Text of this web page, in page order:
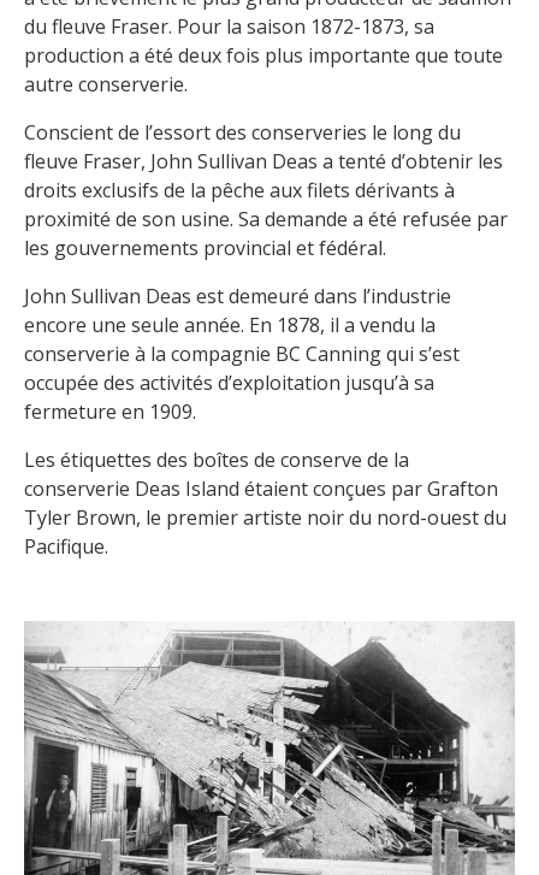
du fleuve Fraser. Pour la saison 1872-1873, sa
production a été deux fois plus importante que toute
autre conserverie.
Conscient de l’essort des conserveries le long du
fleuve Fraser, John Sullivan Deas a tenté d’obtenir les
droits exclusifs de la pêche aux filets dérivants à
proximité de son usine. Sa demande a été refusée par
les gouvernements provincial et fédéral.
John Sullivan Deas est demeuré dans l’industrie
encore une seule année. En 1878, il a vendu la
conserverie à la compagnie BC Canning qui s’est
occupée des activités d’exploitation jusqu’à sa
fermeture en 1909.
Les étiquettes des boîtes de conserve de la
conserverie Deas Island étaient conçues par Grafton
Tyler Brown, le premier artiste noir du nord-ouest du
Pacifique.